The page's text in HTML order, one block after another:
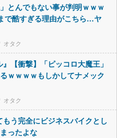
とんでもない事が判明ｗｗｗ
で酷すぎる理由がこちら…ヤ
オタク
』【衝撃】「ピッコロ大魔王」
ｗｗｗｗもしかしてナメック
オタク
う完全にビジネスバイクとし
ったよな